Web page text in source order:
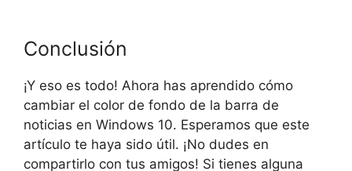
Conclusión
¡Y eso es todo! Ahora has aprendido cómo
cambiar el color de fondo de la barra de
noticias en Windows 10. Esperamos que este
artículo te haya sido útil. ¡No dudes en
compartirlo con tus amigos! Si tienes alguna